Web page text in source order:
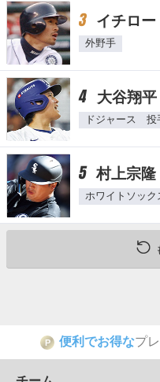
3 イチロー
外野手
4 大谷翔平
ドジャース 投
5 村上宗隆
ホワイトソッ
P 便利でお得なプ